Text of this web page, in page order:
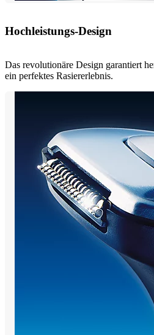
Hochleistungs-Design
Das revolutionäre Design garantiert
ein perfektes Rasiererlebnis.